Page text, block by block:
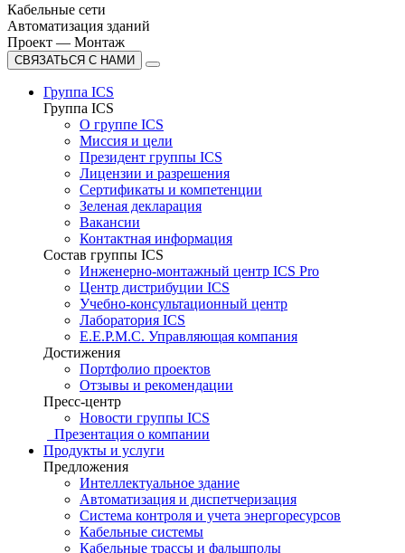
Кабельные сети
Автоматизация зданий
Проект — Монтаж
СВЯЗАТЬСЯ С НАМИ
Группа ICS
Группа ICS
О группе ICS
Миссия и цели
Президент группы ICS
Лицензии и разрешения
Сертификаты и компетенции
Зеленая декларация
Вакансии
Контактная информация
Состав группы ICS
Инженерно-монтажный центр ICS Pro
Центр дистрибуции ICS
Учебно-консультационный центр
Лаборатория ICS
E.E.P.M.C. Управляющая компания
Достижения
Портфолио проектов
Отзывы и рекомендации
Пресс-центр
Новости группы ICS
Презентация о компании
Продукты и услуги
Предложения
Интеллектуальное здание
Автоматизация и диспетчеризация
Система контроля и учета энергоресурсов
Кабельные системы
Кабельные трассы и фальшполы